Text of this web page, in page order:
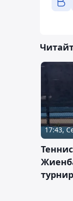
17:43,